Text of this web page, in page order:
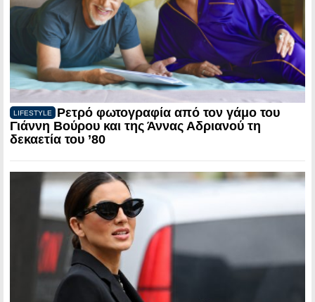
LIFESTYLE
Ρετρό φωτογραφία από τον γάμο του
Γιάννη Βούρου και της Άννας Αδριανού τη
δεκαετία του ’80